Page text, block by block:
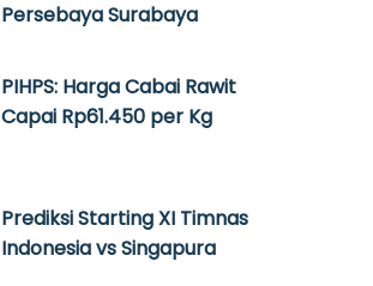
Persebaya Surabaya
PIHPS: Harga Cabai Rawit
Capai Rp61.450 per Kg
Prediksi Starting XI Timnas
Indonesia vs Singapura